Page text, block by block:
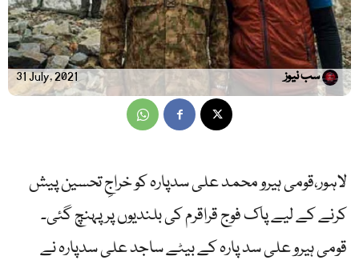
31 July, 2021 سب نیوز
لاہور،قومی ہیرو محمد علی سدپارہ کو خراجِ تحسین پیش
کرنے کے لیے پاک فوج قراقرم کی بلندیوں پر پہنچ گئی۔
قومی ہیرو علی سد پارہ کے بیٹے ساجد علی سدپارہ نے